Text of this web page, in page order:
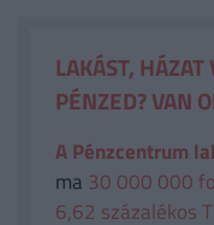
LAKÁST,
PÉNZED? VAN
A Pénzcentrum
ma 30 000 000
6,62 százalékos